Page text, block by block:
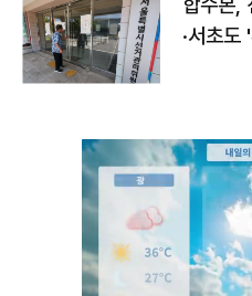
·서초도